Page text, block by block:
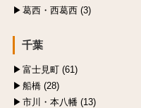
葛西・西葛西 (3)
千葉
富士見町 (61)
船橋 (28)
市川・本八幡 (13)